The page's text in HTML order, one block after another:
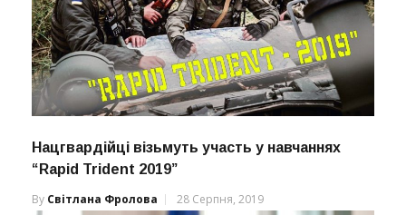
Нацгвардійці візьмуть участь у навчаннях
“Rapid Trident 2019”
By Світлана Фролова 28 Серпня, 2019